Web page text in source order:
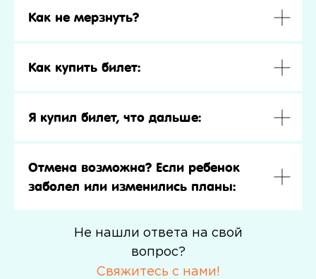
Как не мерзнуть?
Как купить билет:
Я купил билет, что дальше:
Отмена возможна? Если ребенок
заболел или изменились планы:
Не нашли ответа на свой
вопрос?
Свяжитесь с нами!